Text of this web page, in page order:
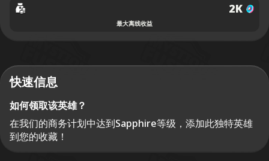
2K
最大离线收益
快速信息
如何领取该英雄？
在我们的商务计划中达到Sapphire等级，添加此独特英雄
到您的收藏！